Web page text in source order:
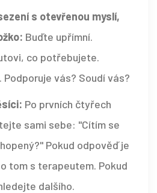
s otevřenou myslí,
Buďte upřímní.
co potřebujete.
vás? Soudí vás?
Po prvních čtyřech
sami sebe: "Cítím se
Pokud odpověď je
tom s terapeutem. Pokud
dalšího.